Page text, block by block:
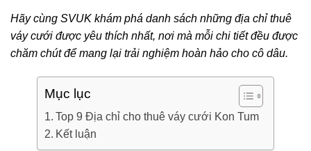
Hãy cùng SVUK khám phá danh sách những địa chỉ thuê
váy cưới được yêu thích nhất, nơi mà mỗi chi tiết đều được
chăm chút để mang lại trải nghiệm hoàn hảo cho cô dâu.
Mục lục
Top 9 Địa chỉ cho thuê váy cưới Kon Tum
Kết luận